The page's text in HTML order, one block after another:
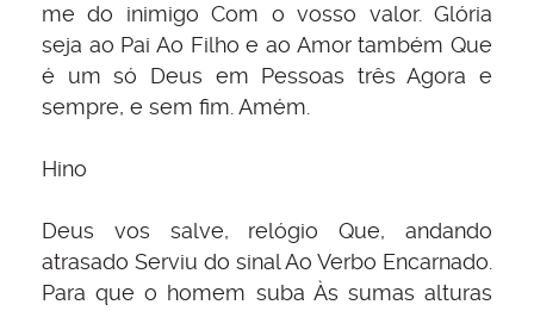
me do inimigo Com o vosso valor. Glória
seja ao Pai Ao Filho e ao Amor também Que
é um só Deus em Pessoas três Agora e
sempre, e sem fim. Amém.
Hino
Deus vos salve, relógio Que, andando
atrasado Serviu do sinal Ao Verbo Encarnado.
Para que o homem suba Às sumas alturas